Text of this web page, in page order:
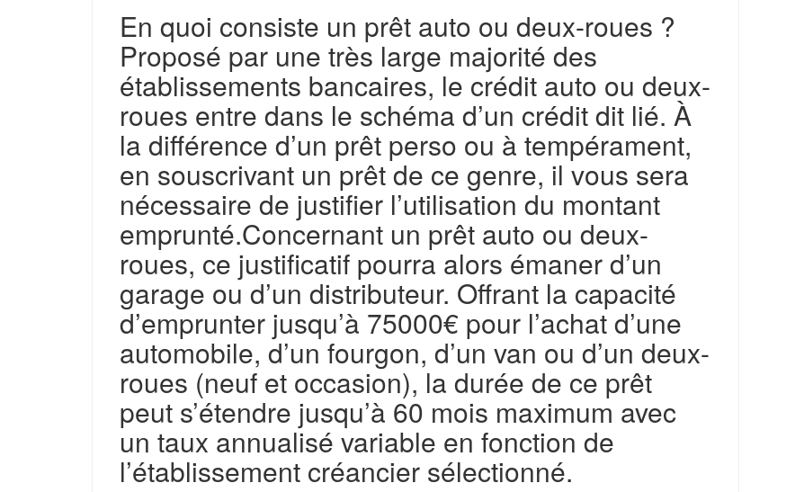
En quoi consiste un prêt auto ou deux-roues ?
Proposé par une très large majorité des
établissements bancaires, le crédit auto ou deux-
roues entre dans le schéma d’un crédit dit lié. À
la différence d’un prêt perso ou à tempérament,
en souscrivant un prêt de ce genre, il vous sera
nécessaire de justifier l’utilisation du montant
emprunté.Concernant un prêt auto ou deux-
roues, ce justificatif pourra alors émaner d’un
garage ou d’un distributeur. Offrant la capacité
d’emprunter jusqu’à 75000€ pour l’achat d’une
automobile, d’un fourgon, d’un van ou d’un deux-
roues (neuf et occasion), la durée de ce prêt
peut s’étendre jusqu’à 60 mois maximum avec
un taux annualisé variable en fonction de
l’établissement créancier sélectionné.